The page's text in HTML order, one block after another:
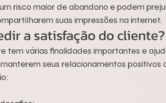
risco maior de abandono e podem
suas impressões na internet.
a satisfação do cliente?
tem várias finalidades importantes e
seus relacionamentos positivos